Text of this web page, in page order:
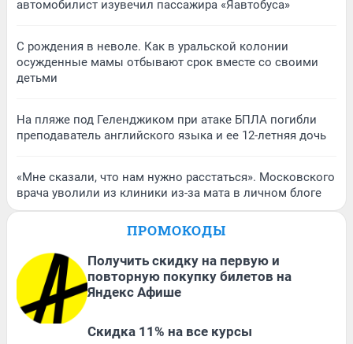
автомобилист изувечил пассажира «Яавтобуса»
С рождения в неволе. Как в уральской колонии
осужденные мамы отбывают срок вместе со своими
детьми
На пляже под Геленджиком при атаке БПЛА погибли
преподаватель английского языка и ее 12-летняя дочь
«Мне сказали, что нам нужно расстаться». Московского
врача уволили из клиники из-за мата в личном блоге
ПРОМОКОДЫ
Получить скидку на первую и
повторную покупку билетов на
Яндекс Афише
Скидка 11% на все курсы